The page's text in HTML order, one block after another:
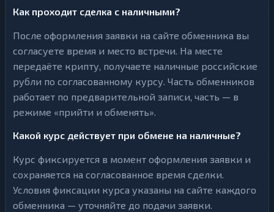
Как проходит сделка с наличными?
После оформления заявки на сайте обменника вы
согласуете время и место встречи. На месте
передаёте крипту, получаете наличные российские
рубли по согласованному курсу. Часть обменников
работает по предварительной записи, часть — в
режиме «прийти и обменять».
Какой курс действует при обмене на наличные?
Курс фиксируется в момент оформления заявки и
сохраняется на согласованное время сделки.
Условия фиксации курса указаны на сайте каждого
обменника — уточняйте до подачи заявки.